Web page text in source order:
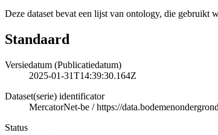
Deze dataset bevat een lijst van ontology, die gebruikt
Standaard
Versiedatum (Publicatiedatum)
2025-01-31T14:39:30.164Z
Dataset(serie) identificator
MercatorNet-be /https://
Status